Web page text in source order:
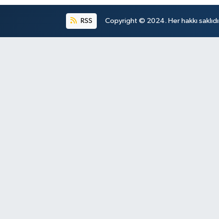
RSS Copyright © 2024. Her hakkı